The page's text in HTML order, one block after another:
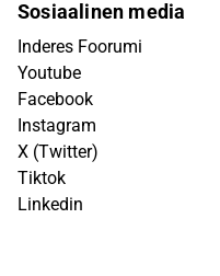
Sosiaalinen media
Inderes Foorumi
Youtube
Facebook
Instagram
X (Twitter)
Tiktok
Linkedin